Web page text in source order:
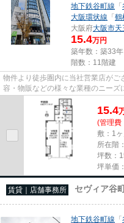
地下鉄谷町線 「
大阪環状線 「鶴
大阪府大阪市天
15.4万円
築年数：築33年
階数：11階建
物件より徒歩圏内に当社営業店がご
容・物販などの様々な業種のニーズ
尚、弊社ではおとり広告は一切...
15.4
(管理費
敷：1
所在階
坪数：
坪単価：
賃貸｜店舗事務所 セヴィア谷
地下鉄谷町線 「